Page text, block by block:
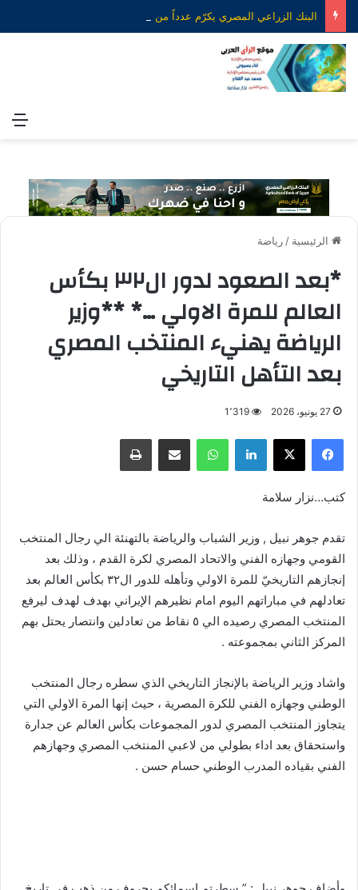
الرئيسية /رياضة
*بعد الصعود لدور ال٣٢ بكأس
العالم للمرة الاولي …* **وزير
الرياضة يهنيء المنتخب المصري
بعد التأهل التاريخي
27 يونيو، 2026 1٬319
فيسبوك X لينكدإن واتساب مشاركة عبر البريد طباعة
كتب…نزار سلامة
تقدم جوهر نبيل , وزير الشباب والرياضة بالتهنئة الي رجال المنتخب
القومي وجهازه الفني والاتحاد المصري لكرة القدم ، وذلك بعد
إنجازهم التاريخيّ للمرة الاولي وتأهله للدور ال٣٢ بكأس العالم بعد
تعادلهم في مباراتهم اليوم امام نظيرهم الإيراني بهدف لهدف ليرفع
المنتخب المصري رصيده الي ٥ نقاط من تعادلين وانتصار يحتل بهم
المركز الثاني بمجموعته .
واشاد وزير الرياضة بالإنجاز التاريخي الذي سطره رجال المنتخب
الوطني وجهازه الفني للكرة المصرية ، حيث إنها المرة الاولي التي
يتجاوز المنتخب المصري لدور المجموعات بكأس العالم عن جدارة
واستحقاق بعد اداء بطولي من لاعبي المنتخب المصري وجهازهم
الفني بقياده المدرب الوطني حسام حسن .